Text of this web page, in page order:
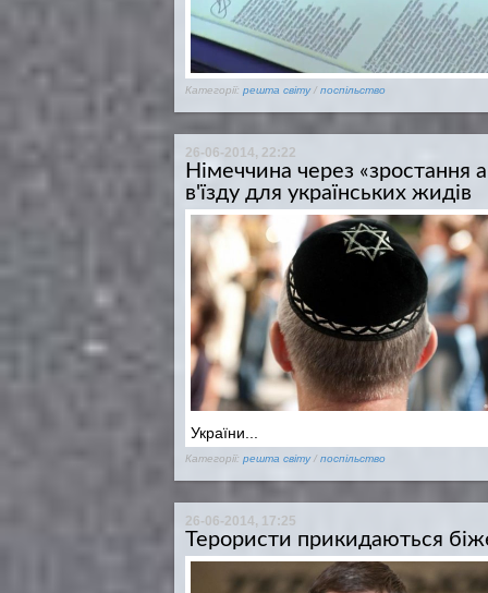
Категорії: решта світу/ поспільство
26-06-2014, 22:22
Німеччина через «зростання
в'їзду для українських жидів
України...
Категорії: решта світу/ поспільство
26-06-2014, 17:25
Терористи прикидаються